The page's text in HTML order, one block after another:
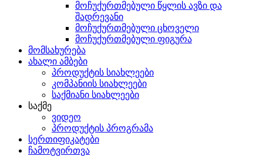
მოჩუქურთმებული წყლის ავზი და
შადრევანი
მოჩუქურთმებული ცხოველი
მოჩუქურთმებული ფიგურა
მომსახურება
ახალი ამბები
პროდუქტის სიახლეები
კომპანიის სიახლეები
საქმიანი სიახლეები
საქმე
ვიდეო
პროდუქტის პროგრამა
სერთიფიკატები
ჩამოტვირთვა